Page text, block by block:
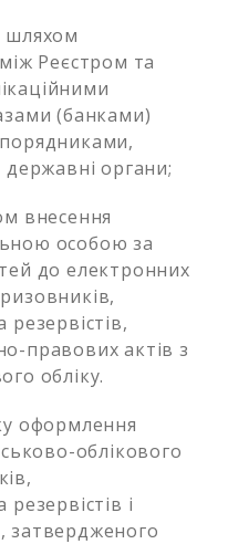
шляхом
Реєстром та
(банками)
державні органи;
внесення
особою за
до електронних
правових актів з
обліку.
оформлення
облікового
і
затвердженого